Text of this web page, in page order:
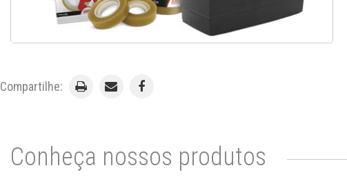
Compartilhe:
Conheça nossos produtos